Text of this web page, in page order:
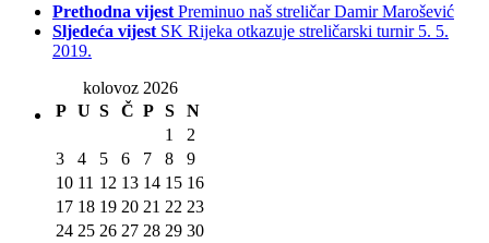
Prethodna vijest Preminuo naš streličar Damir Marošević
Sljedeća vijest SK Rijeka otkazuje streličarski turnir 5. 5.
2019.
kolovoz 2026
P U S Č P S
N
1
2
3
4 5 6 7 8
9
10 11 12 13 14 15 16
17 18 19 20 21 22 23
24 25 26 27 28 29 30